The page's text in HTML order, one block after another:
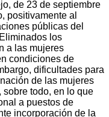
de 23 de septiembre
positivamente al
públicas del
los
a las mujeres
condiciones de
dificultades para
de las mujeres
todo, en lo que
a puestos de
incorporación de la